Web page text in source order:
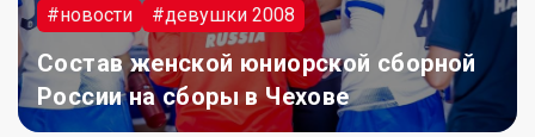
#новости
#девушки 2008
Состав женской юниорской сборной
России на сборы в Чехове